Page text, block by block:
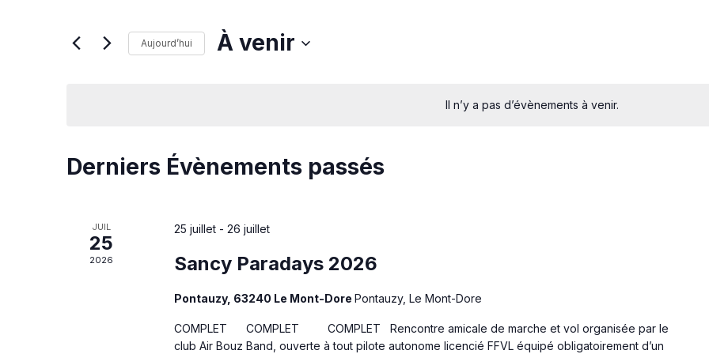
Il n’y a pas d’évènements à venir.
Aujourd’hui À venir
Derniers Évènements passés
JUIL
25
2026
25 juillet- 26 juillet
Sancy Paradays 2026
Pontauzy, 63240 Le Mont-Dore Pontauzy, Le Mont-Dore
COMPLET COMPLET COMPLET Rencontre amicale de marche et vol organisée par le
club Air Bouz Band, ouverte à tout pilote autonome licencié FFVL équipé obligatoirement d’un